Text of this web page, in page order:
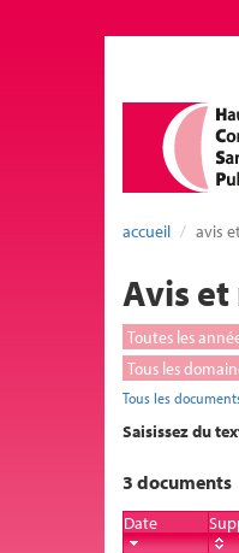
accueil avis
Avis et
Tous les
Saisissez du
3 documents
Date